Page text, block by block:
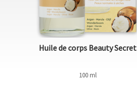
Huile de corps Beauty Secret
100 ml